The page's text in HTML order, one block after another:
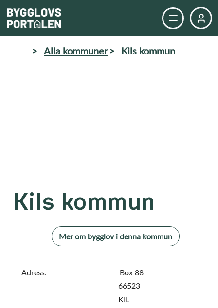
> Alla kommuner> Kils kommun
Kils kommun
Mer om bygglov i denna kommun
Adress:
Box 88
66523
KIL